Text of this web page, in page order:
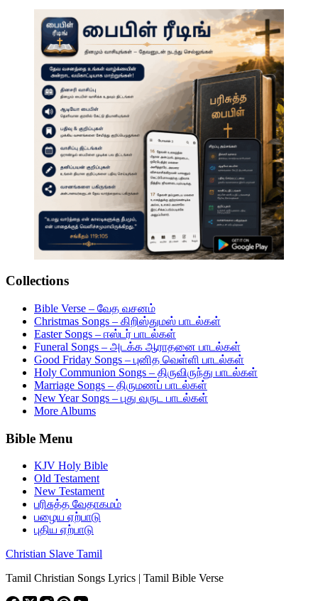
Collections
Bible Verse – வேத வசனம்
Christmas Songs – கிறிஸ்துமஸ் பாடல்கள்
Easter Songs – ஈஸ்டர் பாடல்கள்
Funeral Songs – அடக்க ஆராதனை பாடல்கள்
Good Friday Songs – புனித வெள்ளி பாடல்கள்
Holy Communion Songs – திருவிருந்து பாடல்கள்
Marriage Songs – திருமணப் பாடல்கள்
New Year Songs – புது வருட பாடல்கள்
More Albums
Bible Menu
KJV Holy Bible
Old Testament
New Testament
பரிசுத்த வேதாகமம்
பழைய ஏற்பாடு
புதிய ஏற்பாடு
Christian Slave Tamil
Tamil Christian Songs Lyrics | Tamil Bible Verse